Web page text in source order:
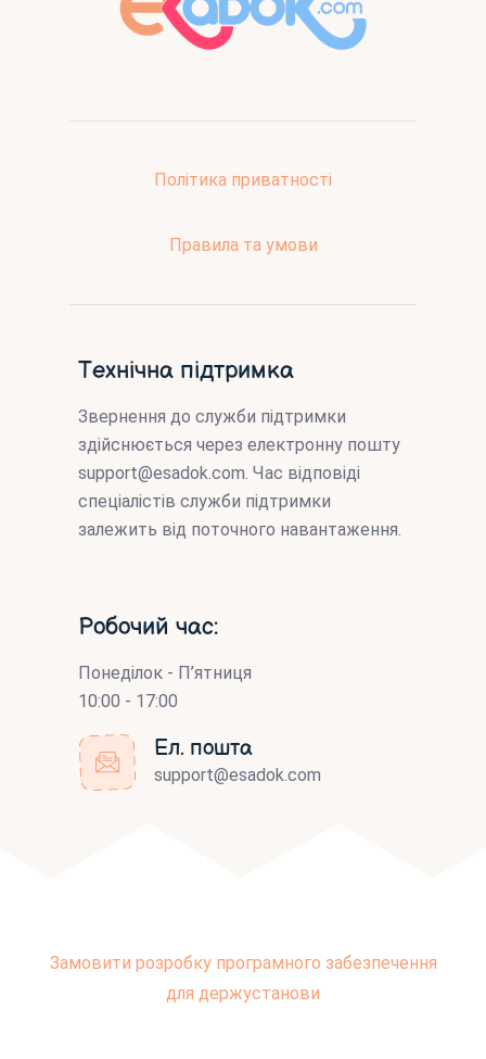
Політика приватності
Правила та умови
Технічна підтримка
Звернення до служби підтримки
здійснюється через електронну пошту
support@esadok.com. Час відповіді
спеціалістів служби підтримки
залежить від поточного навантаження.
Робочий час:
Понеділок - П’ятниця
10:00 - 17:00
Ел. пошта
support@esadok.com
Замовити розробку програмного забезпечення
для держустанови